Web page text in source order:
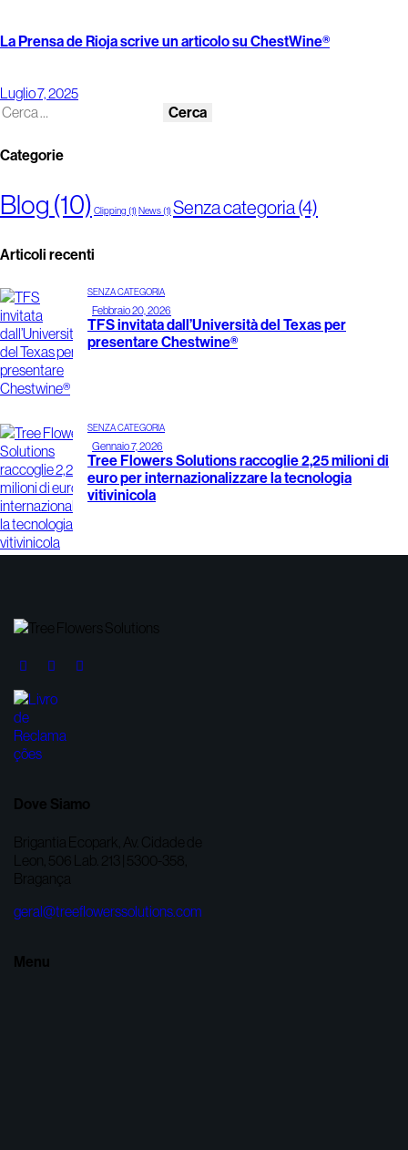
La Prensa de Rioja scrive un articolo su ChestWine®
Luglio 7, 2025
Categorie
Blog(10) Clipping (1)News(1)Senza categoria(4)
Articoli recenti
SENZA CATEGORIA
Febbraio 20, 2026
TFS invitata dall’Università del Texas per
presentare Chestwine®
SENZA CATEGORIA
Gennaio 7, 2026
Tree Flowers Solutions raccoglie 2,25 milioni di
euro per internazionalizzare la tecnologia
vitivinicola
Dove Siamo
Brigantia Ecopark, Av. Cidade de
Leon, 506 Lab. 213 | 5300-358,
Bragança
geral@treeflowerssolutions.com
Menu